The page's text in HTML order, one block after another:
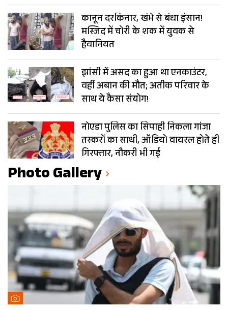
कानून दरकिनार, खंभे से बंधा इंसान!
मस्जिद में चोरी के शक में युवक से
हैवानियत
झांसी में असद का हुआ था एनकाउंटर,
वहीं अबान की मौत; अतीक परिवार के
साथ ये कैसा संयोग!
नोएडा पुलिस का सिपाही निकला गांजा
तस्करों का साथी, ऑडियो वायरल होते ही
गिरफ्तार, नौकरी भी गई
Photo Gallery